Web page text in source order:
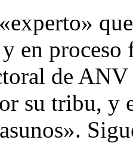
en
de
su tribu, y